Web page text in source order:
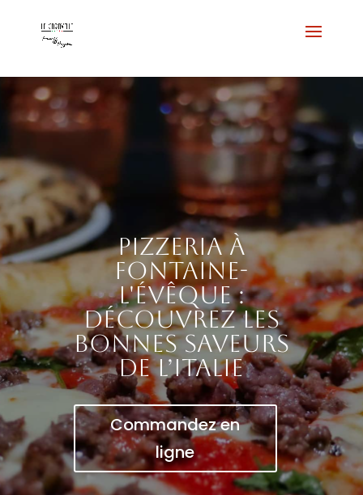
Pizzeria à
Fontaine-
l'Évêque :
découvrez les
bonnes saveurs
de l’Italie
Commandez en
ligne